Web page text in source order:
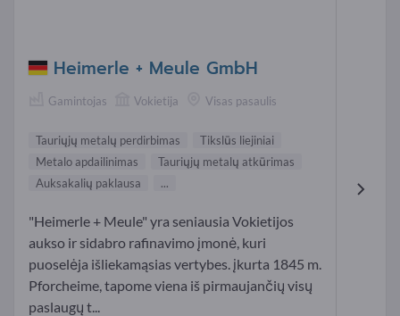
Heimerle + Meule GmbH
Gamintojas Vokietija Visas pasaulis
Tauriųjų metalų perdirbimas
Tikslūs liejiniai
Metalo apdailinimas
Tauriųjų metalų atkūrimas
Auksakalių paklausa
...
"Heimerle + Meule" yra seniausia Vokietijos
aukso ir sidabro rafinavimo įmonė, kuri
puoselėja išliekamąsias vertybes. įkurta 1845 m.
Pforcheime, tapome viena iš pirmaujančių visų
paslaugų t...